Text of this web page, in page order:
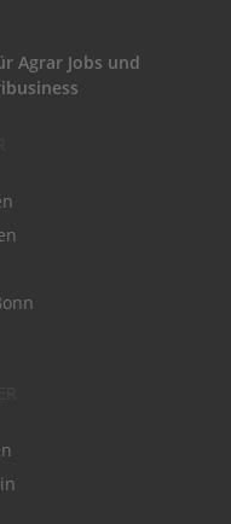
Agrar Jobs und